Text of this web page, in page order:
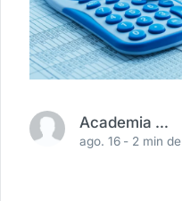
Academia Médica
ago. 16 - 2 min